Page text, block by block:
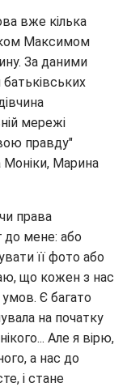
вже кілька
Максимом
За даними
мережі
правду"
Моніки, Марина
права
до мене: або
її фото або
що кожен з нас
Є багато
на початку
Але я вірю,
а нас до
і стане